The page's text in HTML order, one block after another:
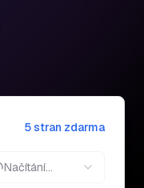
5 stran zdarma
Načítání…